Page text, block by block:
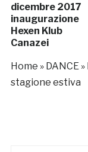
dicembre 2017
inaugurazione
Hexen Klub
Canazei
Home » DANCE»
stagione estiva